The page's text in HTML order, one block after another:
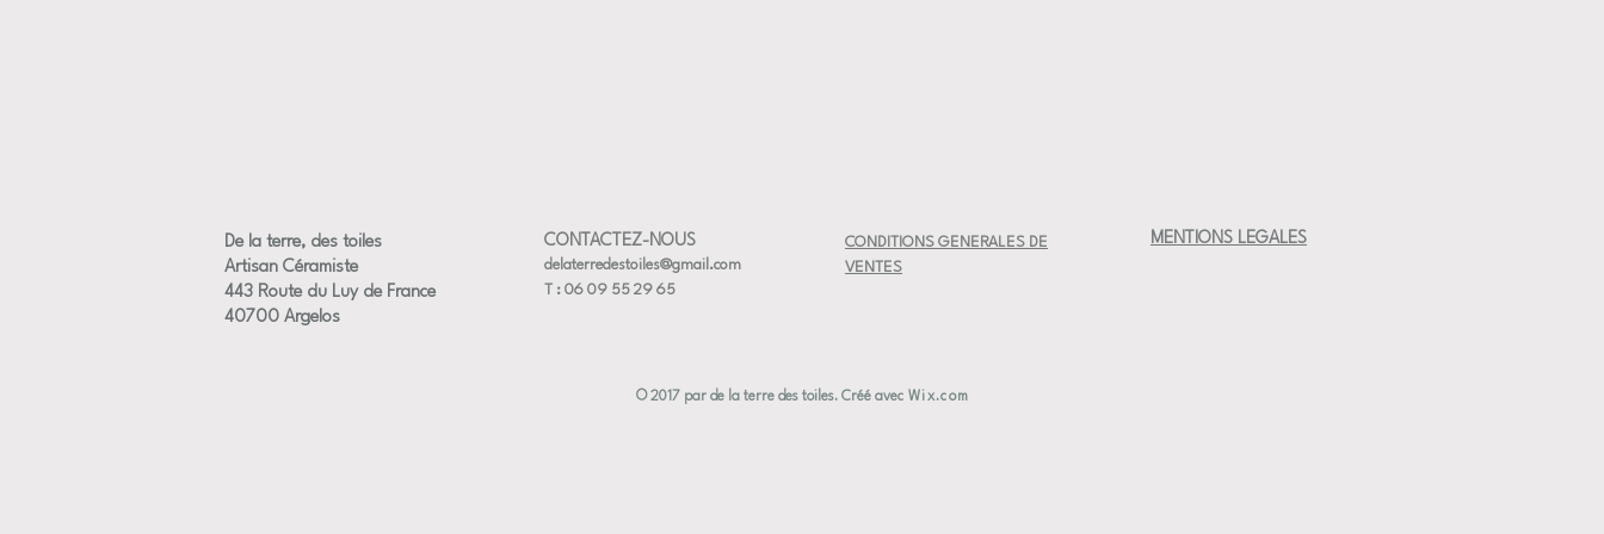
De la terre, des toiles
Artisan Céramiste
443 Route du Luy de France
40700 Argelos
CONTACTEZ-NOUS
delaterredestoiles@gmail.com
T : 06 09 55 29 65
© 2017 par de la terre des toiles. Créé avec Wix.com
CONDITIONS GENERALES DE
VENTES
MENTIONS LEGALES